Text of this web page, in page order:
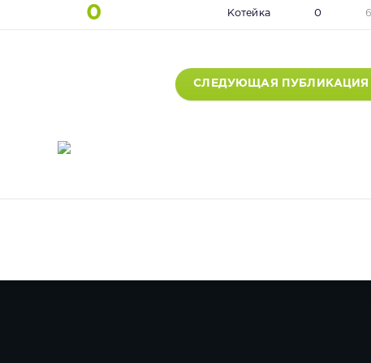
0 Котейка 0
СЛЕДУЮЩАЯ ПУБЛИКАЦИЯ